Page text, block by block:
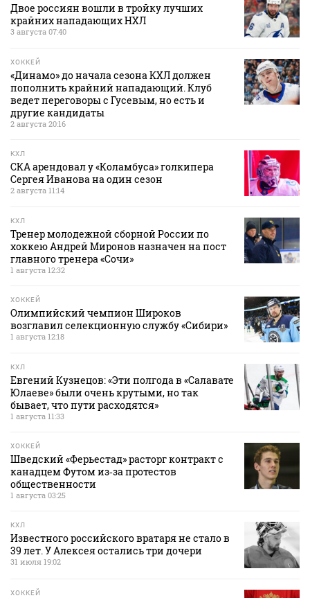
Двое россиян вошли в тройку лучших
крайних нападающих НХЛ
3 августа 07:40
ХОККЕЙ
«Динамо» до начала сезона КХЛ должен
пополнить крайний нападающий. Клуб
ведет переговоры с Гусевым, но есть и
другие кандидаты
2 августа 20:16
КХЛ
СКА арендовал у «Коламбуса» голкипера
Сергея Иванова на один сезон
2 августа 11:14
КХЛ
Тренер молодежной сборной России по
хоккею Андрей Миронов назначен на пост
главного тренера «Сочи»
1 августа 12:32
ХОККЕЙ
Олимпийский чемпион Широков
возглавил селекционную службу «Сибири»
1 августа 12:18
КХЛ
Евгений Кузнецов: «Эти полгода в «Салавате
Юлаеве» были очень крутыми, но так
бывает, что пути расходятся»
1 августа 11:33
ХОККЕЙ
Шведский «Ферьестад» расторг контракт с
канадцем Футом из‑за протестов
общественности
1 августа 03:25
КХЛ
Известного российского вратаря не стало в
39 лет. У Алексея остались три дочери
31 июля 19:02
ХОККЕЙ